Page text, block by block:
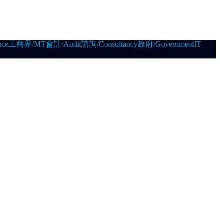
工商界/MT會計/Audit諮詢/Consultancy政府/GovernmentIT